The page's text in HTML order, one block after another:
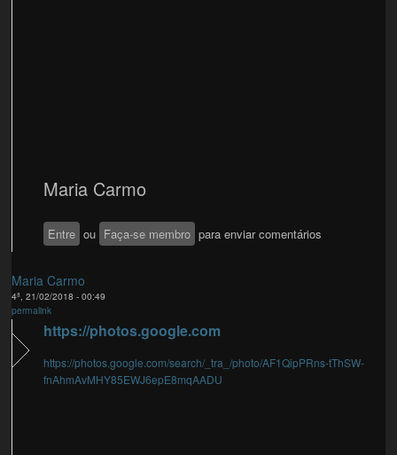
Maria Carmo
Entre ou Faça-se membro para enviar comentários
Maria Carmo
4ª, 21/02/2018 - 00:49
permalink
https://photos.google.com
https://photos.google.com/search/_tra_/photo/AF1QipPRns-tThSW-
fnAhmAvMHY85EWJ6epE8mqAADU